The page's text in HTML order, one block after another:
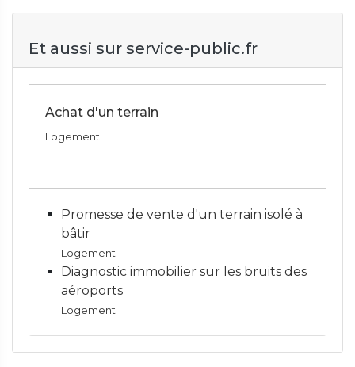
Et aussi sur service-public.fr
Achat d'un terrain
Logement
Promesse de vente d'un terrain isolé à
bâtir
Logement
Diagnostic immobilier sur les bruits des
aéroports
Logement